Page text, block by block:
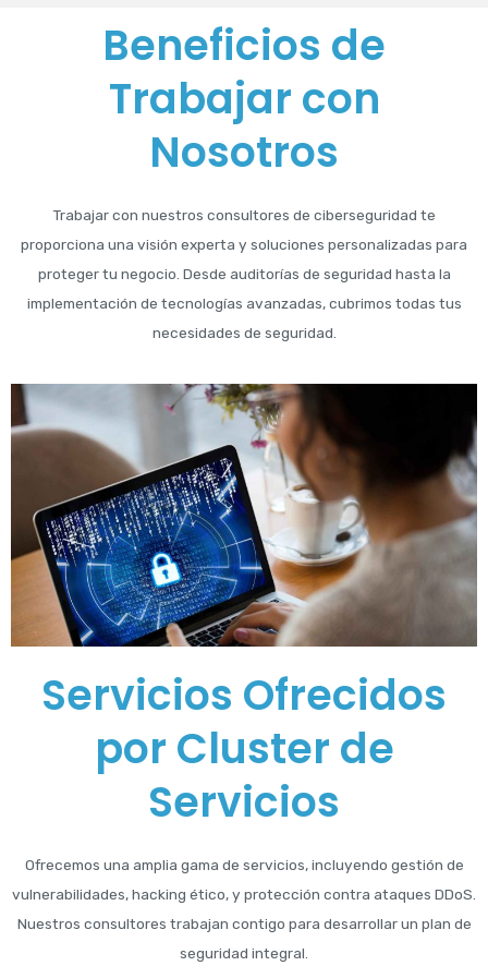
Beneficios de
Trabajar con
Nosotros
Trabajar con nuestros consultores de ciberseguridad te
proporciona una visión experta y soluciones personalizadas para
proteger tu negocio. Desde auditorías de seguridad hasta la
implementación de tecnologías avanzadas, cubrimos todas tus
necesidades de seguridad.
Servicios Ofrecidos
por Cluster de
Servicios
Ofrecemos una amplia gama de servicios, incluyendo gestión de
vulnerabilidades, hacking ético, y protección contra ataques DDoS.
Nuestros consultores trabajan contigo para desarrollar un plan de
seguridad integral.